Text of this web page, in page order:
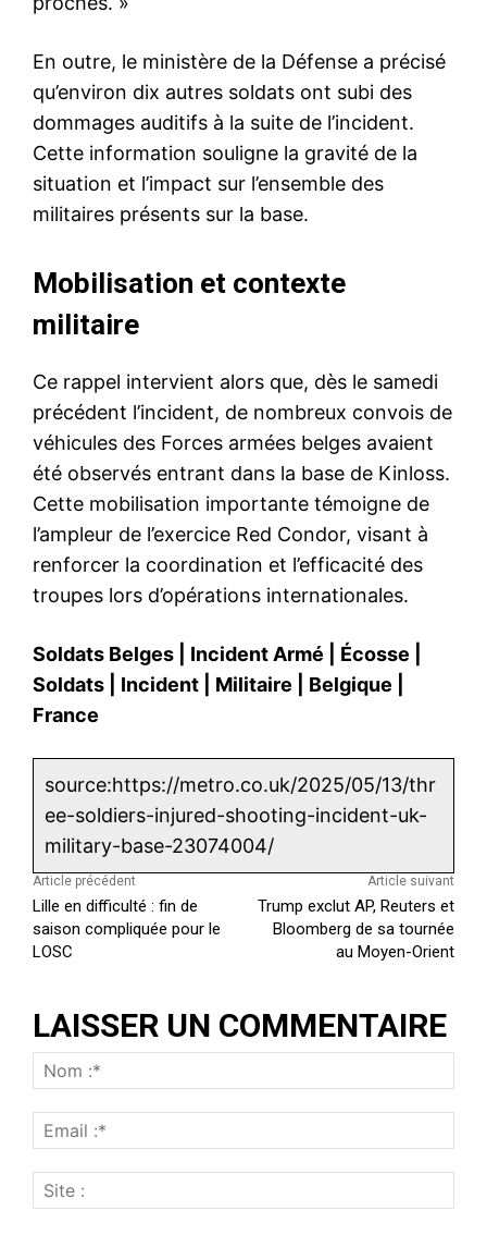
En outre, le ministère de la Défense a précisé
qu’environ dix autres soldats ont subi des
dommages auditifs à la suite de l’incident.
Cette information souligne la gravité de la
situation et l’impact sur l’ensemble des
militaires présents sur la base.
Mobilisation et contexte
militaire
Ce rappel intervient alors que, dès le samedi
précédent l’incident, de nombreux convois de
véhicules des Forces armées belges avaient
été observés entrant dans la base de Kinloss.
Cette mobilisation importante témoigne de
l’ampleur de l’exercice Red Condor, visant à
renforcer la coordination et l’efficacité des
troupes lors d’opérations internationales.
Soldats Belges Incident Armé Écosse
Soldats
Incident Militaire Belgique
France
source:https://metro.co.uk/2025/05/13/thr
ee-soldiers-injured-shooting-incident-uk-
military-base-23074004/
Article précédent
Lille en difficulté : fin de
saison compliquée pour le
LOSC
Article suivant
Trump exclut AP, Reuters et
Bloomberg de sa tournée
au Moyen-Orient
LAISSER UN COMMENTAIRE
o
m
i